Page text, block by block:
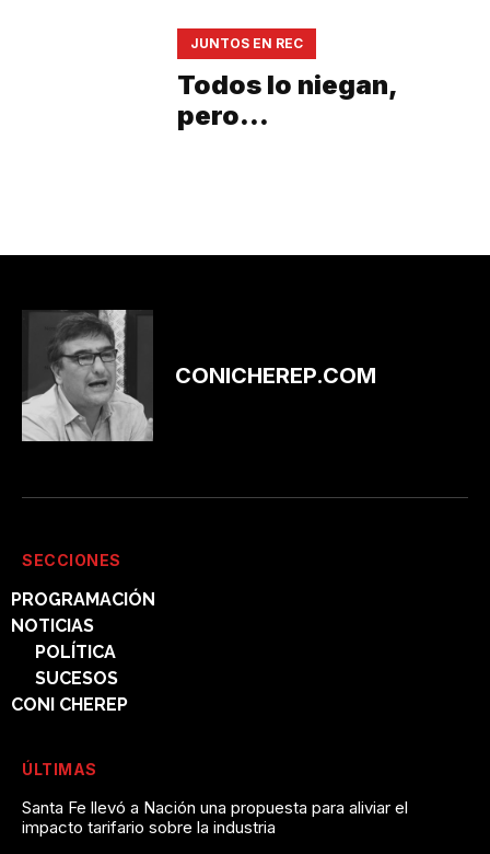
JUNTOS EN REC
Todos lo niegan,
pero…
CONICHEREP.COM
SECCIONES
PROGRAMACIÓN
NOTICIAS
POLÍTICA
SUCESOS
CONI CHEREP
ÚLTIMAS
Santa Fe llevó a Nación una propuesta para aliviar el
impacto tarifario sobre la industria